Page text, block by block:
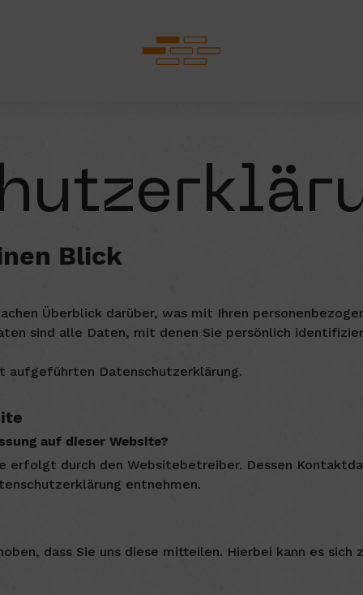
Blick
Überblick darüber, was mit Ihren
sind alle Daten, mit denen Sie persönlich
aufgeführten Datenschutzerklärung.
auf dieser Website?
erfolgt durch den Websitebetreiber. Dessen
entnehmen.
dass Sie uns diese mitteilen. Hierbei kann es sich